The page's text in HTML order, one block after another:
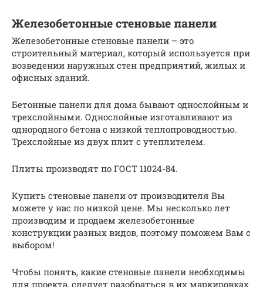
Железобетонные стеновые панели
Железобетонные стеновые панели – это
строительный материал, который используется при
возведении наружных стен предприятий, жилых и
офисных зданий.
Бетонные панели для дома бывают однослойным и
трехслойными. Однослойные изготавливают из
однородного бетона с низкой теплопроводностью.
Трехслойные из двух плит с утеплителем.
Плиты производят по ГОСТ 11024-84.
Купить стеновые панели от производителя Вы
можете у нас по низкой цене. Мы несколько лет
производим и продаем железобетонные
конструкции разных видов, поэтому поможем Вам с
выбором!
Чтобы понять, какие стеновые панели необходимы
для проекта, следует разобраться в их маркировках